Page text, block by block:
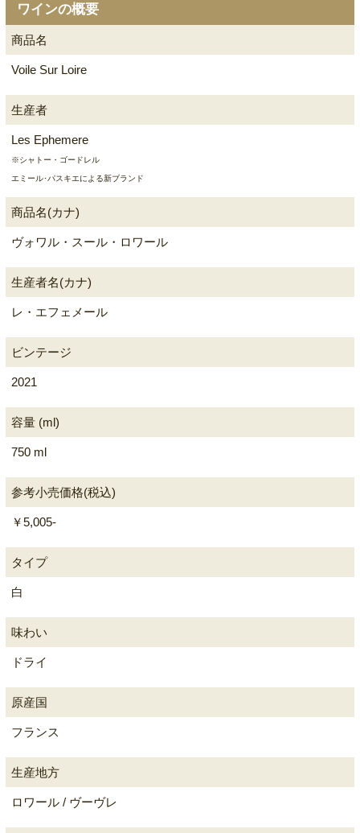
ワインの概要
商品名
Voile Sur Loire
生産者
Les Ephemere
※シャトー・ゴードレル
エミール･パスキエによる新ブランド
商品名(カナ)
ヴォワル・スール・ロワール
生産者名(カナ)
レ・エフェメール
ビンテージ
2021
容量 (ml)
750 ml
参考小売価格(税込)
￥5,005-
タイプ
白
味わい
ドライ
原産国
フランス
生産地方
ロワール / ヴーヴレ